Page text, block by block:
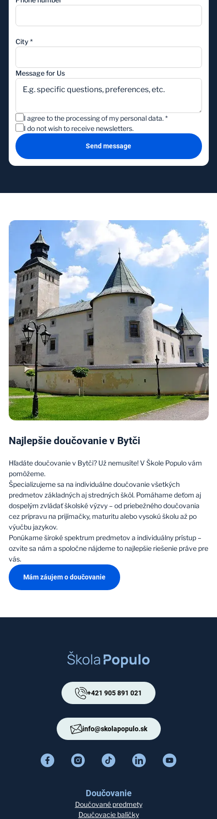
City *
Message for Us
I agree to the processing of my personal data. *
I do not wish to receive newsletters.
Send message
Najlepšie doučovanie v Bytči
Hľadáte doučovanie v Bytči? Už nemusíte! V Škole Populo vám
pomôžeme.
Špecializujeme sa na individuálne doučovanie všetkých
predmetov základných aj stredných škôl. Pomáhame deťom aj
dospelým zvládať školské výzvy – od priebežného doučovania
cez prípravu na prijímačky, maturitu alebo vysokú školu až po
výučbu jazykov.
Ponúkame široké spektrum predmetov a individuálny prístup –
ozvite sa nám a spoločne nájdeme to najlepšie riešenie práve pre
vás.
Mám záujem o doučovanie
+421 905 891 021
info@skolapopulo.sk
Doučovanie
Doučované predmety
Doučovacie balíčky